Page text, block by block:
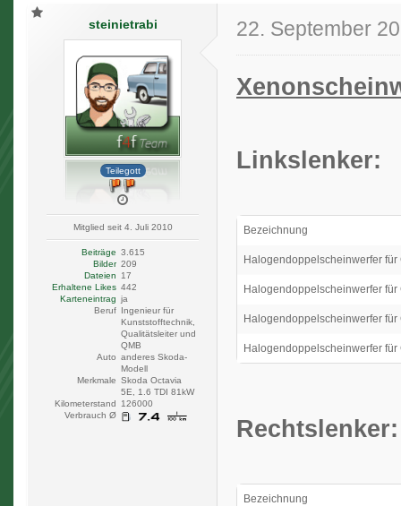
steinietrabi
Teilegott
Mitglied seit 4. Juli 2010
Beiträge 3.615
Bilder 209
Dateien
17
Erhaltene Likes 442
Karteneintrag ja
Beruf Ingenieur für
Kunststofftechnik,
Qualitätsleiter und
QMB
Auto anderes Skoda-
Modell
Merkmale Skoda Octavia
5E, 1.6 TDI 81kW
Kilometerstand
126000
Verbrauch Ø
22. September
Linkslenker:
Bezeichnung
Halogendoppelscheinwerfer
Halogendoppelscheinwerfer
Halogendoppelscheinwerfer
Halogendoppelscheinwerfer
Rechtslenker:
Bezeichnung